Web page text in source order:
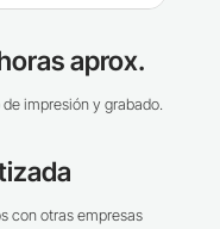
aprox.
impresión y grabado.
con otras empresas